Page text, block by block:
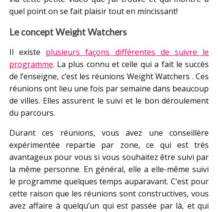
quel point on se fait plaisir tout en mincissant!
Le concept Weight Watchers
Il existe plusieurs façons différentes de suivre le
programme. La plus connu et celle qui a fait le succès
de l’enseigne, c’est les réunions Weight Watchers . Ces
réunions ont lieu une fois par semaine dans beaucoup
de villes. Elles assurent le suivi et le bon déroulement
du parcours.
Durant ces réunions, vous avez une conseillère
expérimentée repartie par zone, ce qui est très
avantageux pour vous si vous souhaitez être suivi par
la même personne. En général, elle a elle-même suivi
le programme quelques temps auparavant. C’est pour
cette raison que les réunions sont constructives, vous
avez affaire à quelqu’un qui est passée par là, et qui